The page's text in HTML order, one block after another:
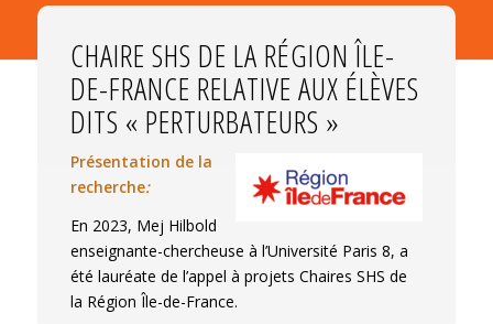
CHAIRE SHS DE LA RÉGION ÎLE-
DE-FRANCE RELATIVE AUX ÉLÈVES
DITS « PERTURBATEURS »
Présentation de la
recherche:
En 2023, Mej Hilbold
enseignante-chercheuse à l’Université Paris 8, a
été lauréate de l’appel à projets Chaires SHS de
la Région Île-de-France.